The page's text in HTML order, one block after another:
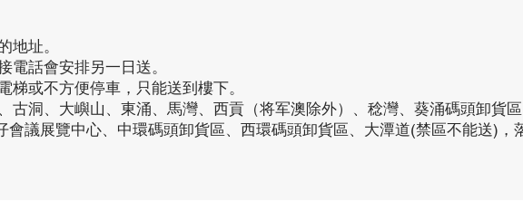
地址。
電話會安排另一日送。
梯或不方便停車，只能送到樓下。
古洞、大嶼山、東涌、馬灣、西貢（将军澳除外）、稔灣、葵涌碼頭卸貨
議展覽中心、中環碼頭卸貨區、西環碼頭卸貨區、大潭道(禁區不能送)，